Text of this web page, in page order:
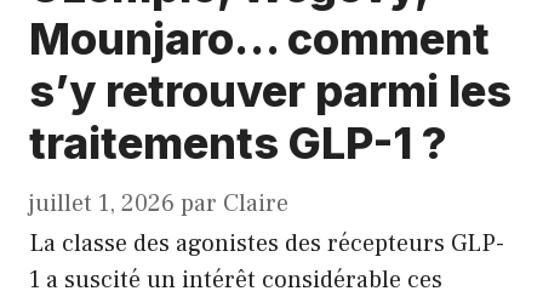
Mounjaro… comment
s’y retrouver parmi les
traitements GLP-1 ?
juillet 1, 2026 par Claire
La classe des agonistes des récepteurs GLP-
1 a suscité un intérêt considérable ces